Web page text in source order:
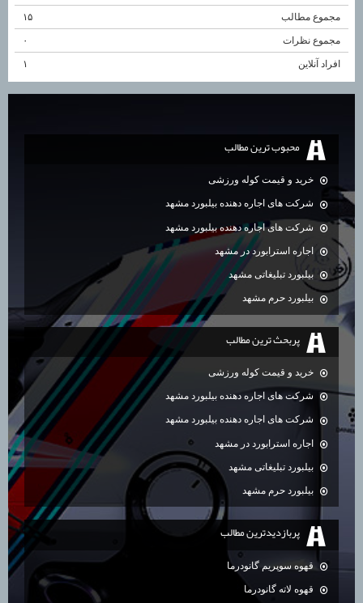
مجموع مطالب ۱۵
مجموع نظرات ۰
افراد آنلاین ۱
محبوب ترين مطالب
خرید و قیمت کوله ورزشی
شرکت های اجاره دهنده بیلبورد مشهد
شرکت های اجاره دهنده بیلبورد مشهد
اجاره استرابورد در مشهد
بیلبورد تبلیغاتی مشهد
بیلبورد حرم مشهد
پربحث ترين مطالب
خرید و قیمت کوله ورزشی
شرکت های اجاره دهنده بیلبورد مشهد
شرکت های اجاره دهنده بیلبورد مشهد
اجاره استرابورد در مشهد
بیلبورد تبلیغاتی مشهد
بیلبورد حرم مشهد
پربازديدترين مطالب
قهوه سوپریم گانودرما
قهوه لاته گانودرما